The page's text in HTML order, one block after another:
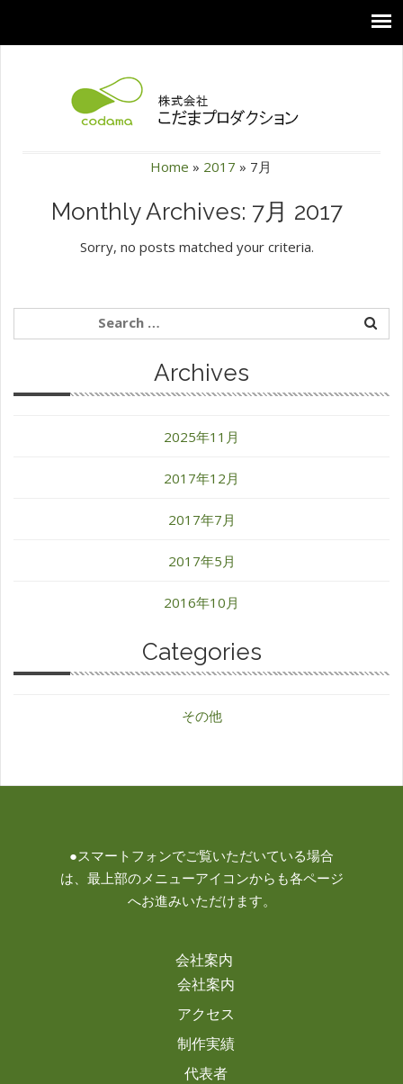
Home » 2017 » 7月
Monthly Archives: 7月 2017
Sorry, no posts matched your criteria.
Archives
2025年11月
2017年12月
2017年7月
2017年5月
2016年10月
Categories
その他
●スマートフォンでご覧いただいている場合
は、最上部のメニューアイコンからも各ページ
へお進みいただけます。
会社案内
会社案内
アクセス
制作実績
代表者